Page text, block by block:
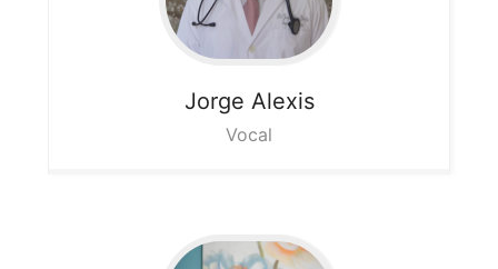
Jorge Alexis
Vocal